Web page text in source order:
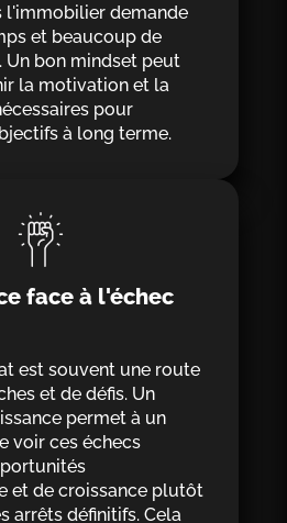
l'immobilier demande
et beaucoup de
Un bon mindset peut
la motivation et la
pour
à long terme.
face à l'échec
est souvent une route
et de défis. Un
permet à un
voir ces échecs
et de croissance plutôt
arrêts définitifs. Cela